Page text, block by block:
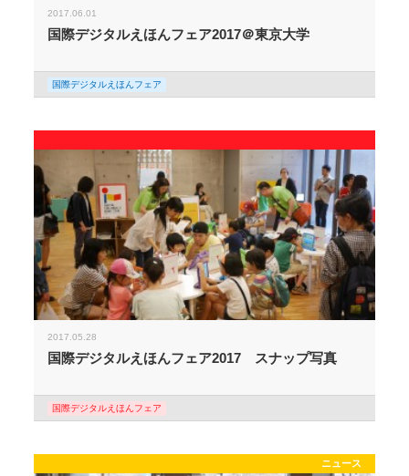
2017.06.01
国際デジタルえほんフェア2017＠東京大学
国際デジタルえほんフェア
2017.05.28
国際デジタルえほんフェア2017 スナップ写真
国際デジタルえほんフェア
ニュース